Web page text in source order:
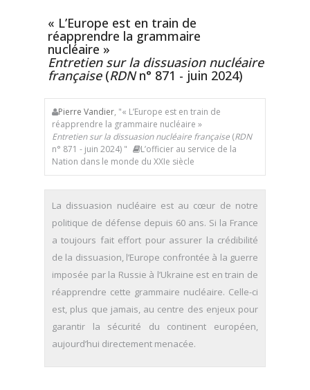
« L’Europe est en train de
réapprendre la grammaire
nucléaire »
Entretien sur la dissuasion nucléaire
française(RDNn° 871 - juin 2024)
Pierre Vandier, "« L’Europe est en train de
réapprendre la grammaire nucléaire »
Entretien sur la dissuasion nucléaire française (RDN
n° 871 - juin 2024) "
L’officier au service de la
Nation dans le monde du XXIe siècle
La dissuasion nucléaire est au cœur de notre
politique de défense depuis 60 ans. Si la France
a toujours fait effort pour assurer la crédibilité
de la dissuasion, l’Europe confrontée à la guerre
imposée par la Russie à l’Ukraine est en train de
réapprendre cette grammaire nucléaire. Celle-ci
est, plus que jamais, au centre des enjeux pour
garantir la sécurité du continent européen,
aujourd’hui directement menacée.